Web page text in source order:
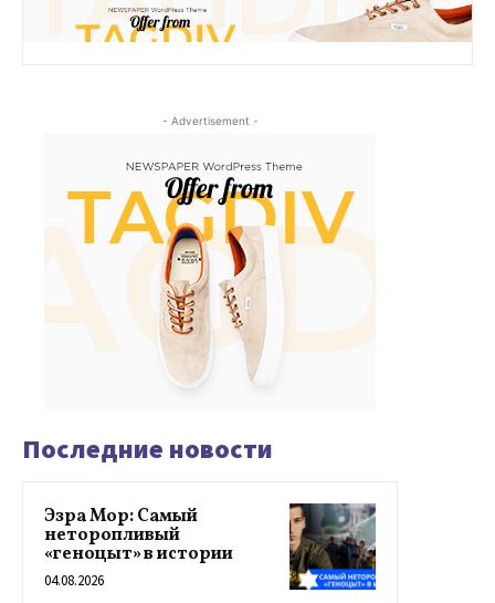
- Advertisement -
Последние новости
Эзра Мор: Самый
неторопливый
«геноцыт» в истории
04.08.2026